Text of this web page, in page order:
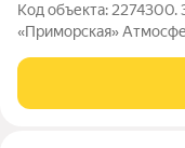
Код объекта: 2274300.
«Приморская» Атмосферный интерьер Зеленый двор Есть
которые покупают
настоящий характер